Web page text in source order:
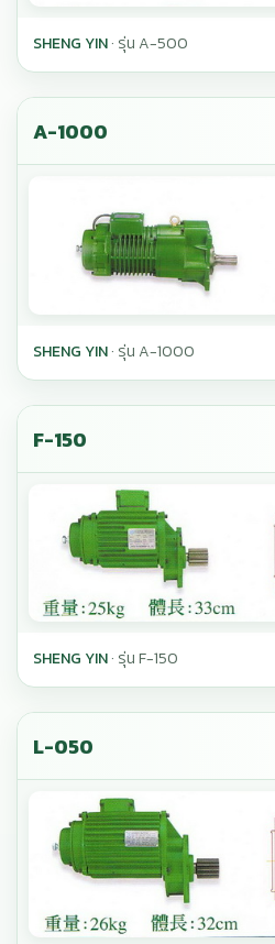
SHENG YIN· รุ่น A-500
A-1000
SHENG YIN· รุ่น A-1000
F-150
SHENG YIN· รุ่น F-150
L-050